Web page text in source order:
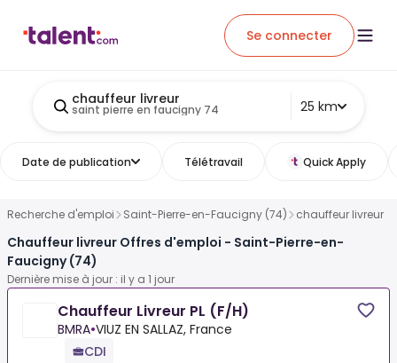
Se connecter
chauffeur livreur
saint pierre en faucigny 74 25 km
Date de publication Télétravail Quick Apply
Recherche d'emploi Saint-Pierre-en-Faucigny (74) chauffeur livreur
Chauffeur livreur Offres d'emploi - Saint-Pierre-en-
Faucigny (74)
Dernière mise à jour : il y a 1 jour
Chauffeur Livreur PL (F/H)
BMRA•VIUZ EN SALLAZ, France
CDI